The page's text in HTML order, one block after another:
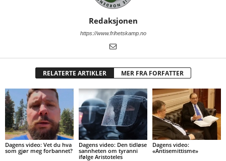
Redaksjonen
https://www.frihetskamp.no
RELATERTE ARTIKLER MER FRA FORFATTER
Dagens video: Vet du hva
som gjør meg forbannet?
Dagens video: Den tidløse
sannheten om tyranni
ifølge Aristoteles
Dagens video:
«Antisemittisme»